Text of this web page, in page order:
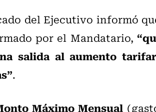
del Ejecutivo informó
por el Mandatario,
salida al aumento
.
Máximo Mensual